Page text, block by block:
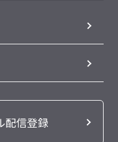
配信登録